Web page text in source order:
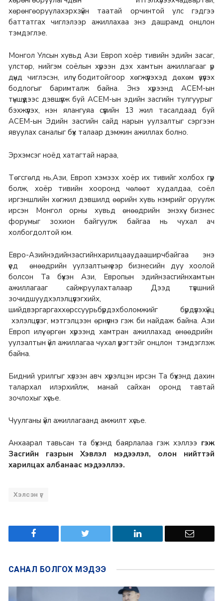
хөрөнгөоруулахэрхзүйн таатай орчинтой улс гэдгээ
баттатгах чиглэлээр ажиллахаа энэ дашрамд онцлон
тэмдэглэе.
Монгол Улсын хувьд Ази Европ хоёр тивийн эдийн засаг,
улстөр, нийгэм соёлын хүрээн дэх хамтын ажиллагааг үр
дүнд чиглэсэн, илүү бодитойгоор хөгжүүлэхэд дөхөм үзүүлэх
бодлогыг баримталж байна. Энэ хүрээнд АСЕМ-ын
түншүүдээс дэвшүүлж буй АСЕМ-ын эдийн засгийн тулгуурыг
бэхжүүлэх, нэн ялангуяа сүүүлийн 13 жил тасалдаад буй
АСЕМ-ын Эдийн засгийн сайд нарын уулзалтыг сэргээн
явуулах саналыг бүх талаар дэмжин ажиллах болно.
Эрхэмсэг ноёд хатагтай нараа,
Төгсгөлд нь,Ази, Европ хэмээх хоёр их тивийг холбох гүүр
болж, хоёр тивийн хооронд чөлөөт худалдаа, соёл
иргэншлийн хөгжил дэвшилд өөрийн хувь нэмрийг оруулж
ирсэн Монгол орны хувьд өнөөдрийн энэхүү бизнес
форумыг зохион байгуулж байгаа нь чухал ач
холбогдолтой юм.
Евро-Азийнэдийнзасгийнхарилцааудааширчбайгаа энэ
үед өнөөдрийн уулзалтынүеэр бизнесийн дуу хоолой
болсон Та бүхэн Ази, Европын эдийнзасгийнхамтын
ажиллагааг сайжруулахталаар Дээд түвшний
зочидшуудхэлэлцүүлэгхийх,
шийдвэргаргаххөрссуурьбүрдэхболомжийг бүрдүүлэхүйц
хэлэлцүүлэг, мэтгэлцээн өрнүүлнэ гэж би найдаж байна. Ази
Европ илүү өргөн хүрээнд хамтран ажиллахад өнөөдрийн
уулзалтын үйл ажиллагаа чухал үүрэгтэйг онцлон тэмдэглэж
байна.
Бидний урилгыг хүлээн авч хүрэлцэн ирсэн Та бүхэнд дахин
талархал илэрхийлж, манай сайхан оронд тавтай
зочлохыг хүсье.
Чуулганы үйл ажиллагаанд амжилт хүсье.
Анхаарал тавьсан та бүхэнд баярлалаа гэж хэллээ гэж
Засгийн газрын Хэвлэл мэдээлэл, олон нийттэй
харилцах албанаас мэдээллээ.
Хэлсэн үг
САНАЛ БОЛГОХ МЭДЭЭ